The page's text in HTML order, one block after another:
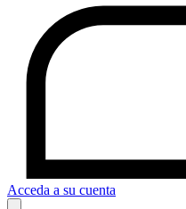
Acceda a su cuenta